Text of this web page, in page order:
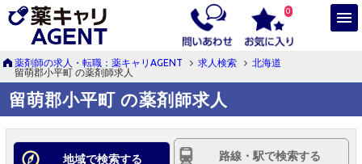
0
薬剤師の求人・転職：薬キャリAGENT 求人検索
北海道
留萌郡小平町 の薬剤師求人
留萌郡小平町 の薬剤師求人
地域で検索する 路線・駅で検索する